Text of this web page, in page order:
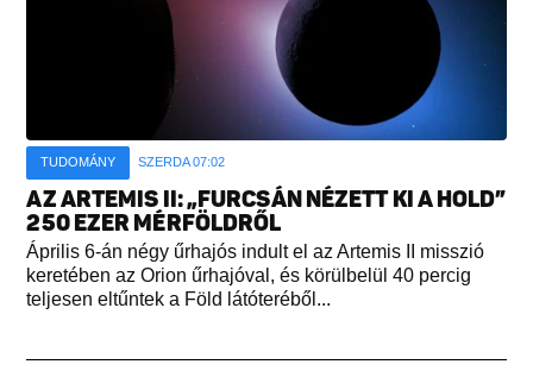
TUDOMÁNY SZERDA 07:02
AZ ARTEMIS II: „FURCSÁN NÉZETT KI A HOLD”
250 EZER MÉRFÖLDRŐL
Április 6-án négy űrhajós indult el az Artemis II misszió
keretében az Orion űrhajóval, és körülbelül 40 percig
teljesen eltűntek a Föld látóteréből...